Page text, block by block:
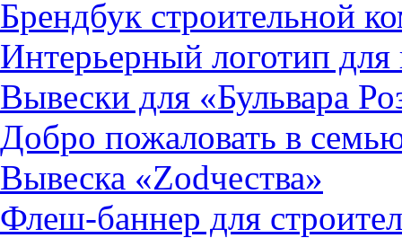
Брендбук строительной
Интерьерный логотип
Вывески для «Бульвара
Добро пожаловать в
Вывеска «Zodчества»
Флеш-баннер для